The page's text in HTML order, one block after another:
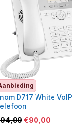
D717 White VoIP
94,99€90,00